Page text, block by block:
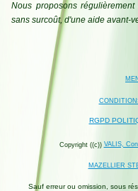
Nous proposons
sans surcoût, d'une aide avant-
RGPD
Copyright ((c)) VALIS,
MAZELLIER
Sauf erreur ou omission, sous